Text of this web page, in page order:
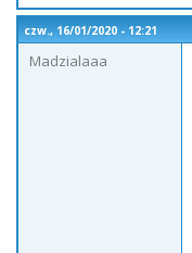
czw., 16/01/2020 - 12:21
Madzialaaa